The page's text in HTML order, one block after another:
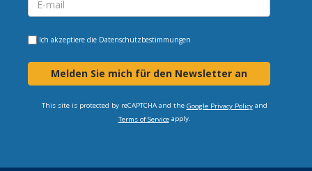
Ich akzeptiere die Datenschutzbestimmungen
Melden Sie mich für den Newsletter an
This site is protected by reCAPTCHA and the Google Privacy Policyand
Terms of Serviceapply.